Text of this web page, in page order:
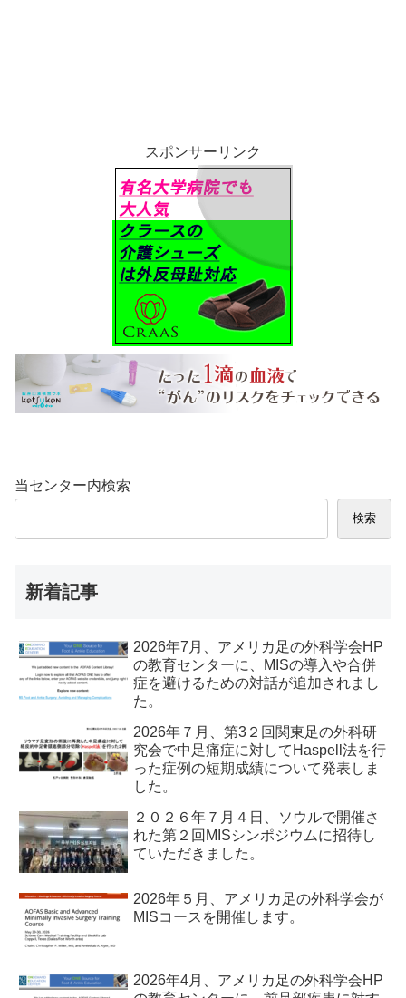
スポンサーリンク
当センター内検索
検索
新着記事
2026年7月、アメリカ足の外科学会HP
の教育センターに、MISの導入や合併
症を避けるための対話が追加されまし
た。
2026年７月、第3２回関東足の外科研
究会で中足痛症に対してHaspell法を行
った症例の短期成績について発表しま
した。
２０２６年７月４日、ソウルで開催さ
れた第２回MISシンポジウムに招待し
ていただきました。
2026年５月、アメリカ足の外科学会が
MISコースを開催します。
2026年4月、アメリカ足の外科学会HP